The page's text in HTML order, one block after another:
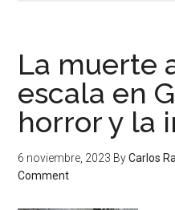
La muerte
escala en
horror y la
6 noviembre, 2023 ByCarlos
Comment